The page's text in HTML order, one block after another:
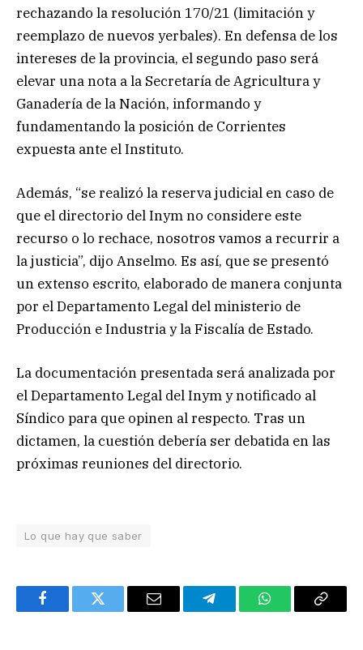
rechazando la resolución 170/21 (limitación y
reemplazo de nuevos yerbales). En defensa de los
intereses de la provincia, el segundo paso será
elevar una nota a la Secretaría de Agricultura y
Ganadería de la Nación, informando y
fundamentando la posición de Corrientes
expuesta ante el Instituto.
Además, “se realizó la reserva judicial en caso de
que el directorio del Inym no considere este
recurso o lo rechace, nosotros vamos a recurrir a
la justicia”, dijo Anselmo. Es así, que se presentó
un extenso escrito, elaborado de manera conjunta
por el Departamento Legal del ministerio de
Producción e Industria y la Fiscalía de Estado.
La documentación presentada será analizada por
el Departamento Legal del Inym y notificado al
Síndico para que opinen al respecto. Tras un
dictamen, la cuestión debería ser debatida en las
próximas reuniones del directorio.
Lo que hay que saber
FacebookTwitter Email TelegramWhatsAppCopy